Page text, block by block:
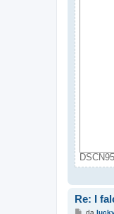
Re: I
Mda